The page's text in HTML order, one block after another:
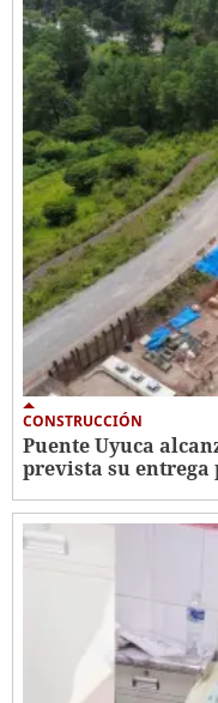
CONSTRUCCIÓN
Puente Uyuca
prevista su entrega